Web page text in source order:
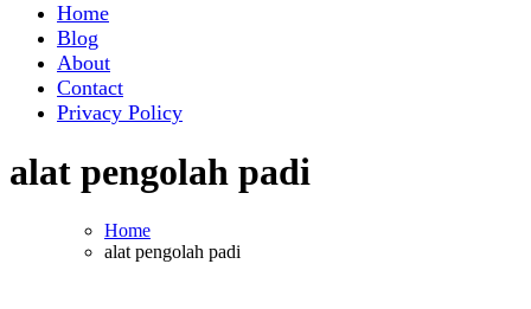
Home
Blog
About
Contact
Privacy Policy
alat pengolah padi
Home
alat pengolah padi